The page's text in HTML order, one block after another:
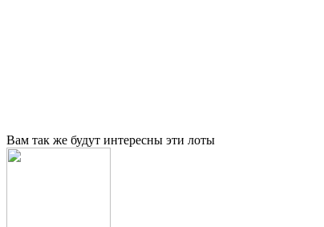
Вам так же будут интересны эти лоты